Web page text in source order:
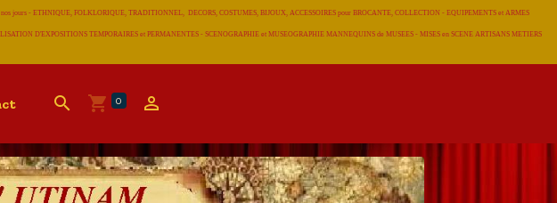
- ETHNIQUE, FOLKLORIQUE, TRADITIONNEL, DECORS, COSTUMES, BIJOUX, ACCESSOIRES pour BROCANTE, COLLECTION - EQUIPEMENTS et ARMES
D'EXPOSITIONS TEMPORAIRES et PERMANENTES - SCENOGRAPHIE et MUSEOGRAPHIE MANNEQUINS de MUSEES - MISES en SCENE ARTISANS METIERS
0